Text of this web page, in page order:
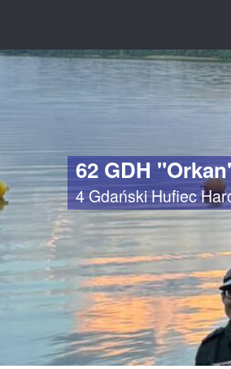
62 GDH
4 Gdański Hufiec